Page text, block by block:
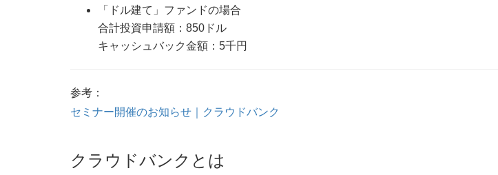
「ドル建て」ファンドの場合
合計投資申請額：850ドル
キャッシュバック金額：5千円
参考：
セミナー開催のお知らせ｜クラウドバンク
クラウドバンクとは